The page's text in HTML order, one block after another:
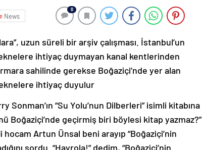
News
0
uzun süreli bir arşiv çalışması. İstanbul’un
ihtiyaç duymayan kanal kentlerinden
sahilinde gerekse Boğaziçi’nde yer alan
ihtiyaç duyulur
“Su Yolu’nun Dilberleri” isimli kitabına
Boğaziçi’nde geçirmiş biri böylesi kitap yazmaz?”
Artun Ünsal beni arayıp “Boğaziçi’nin
sordu. “Hayrola!” dedim, “Boğaziçi’nin